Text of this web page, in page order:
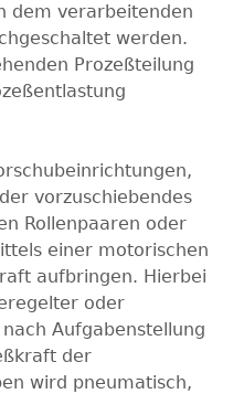
dem verarbeitenden
werden.
Prozeßteilung
vorzuschiebendes
Rollenpaaren oder
einer motorischen
aufbringen. Hierbei
oder
Aufgabenstellung
der
wird pneumatisch,